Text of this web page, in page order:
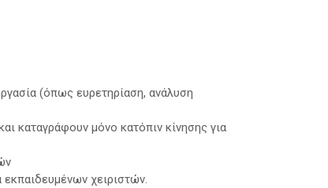
(όπως ευρετηρίαση, ανάλυση
καταγράφουν μόνο κατόπιν κίνησης για
χειριστών.